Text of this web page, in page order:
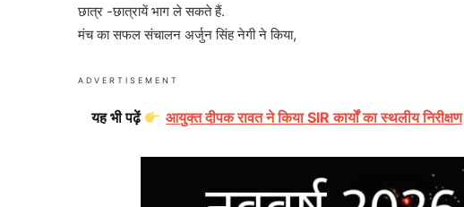
छात्र -छात्रायें भाग ले सकते हैं.
मंच का सफल संचालन अर्जुन सिंह नेगी ने किया,
ADVERTISEMENT
यह भी पढ़ें आयुक्त दीपक रावत ने किया SIR कार्यों का स्थलीय निरीक्षण